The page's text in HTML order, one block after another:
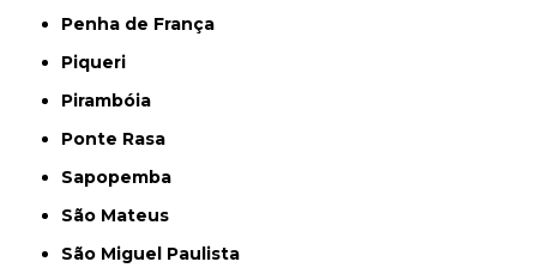
Penha de França
Piqueri
Pirambóia
Ponte Rasa
Sapopemba
São Mateus
São Miguel Paulista